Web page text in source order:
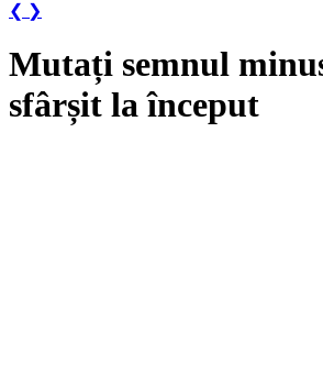
❮ ❯
Mutați semnul
sfârșit la început